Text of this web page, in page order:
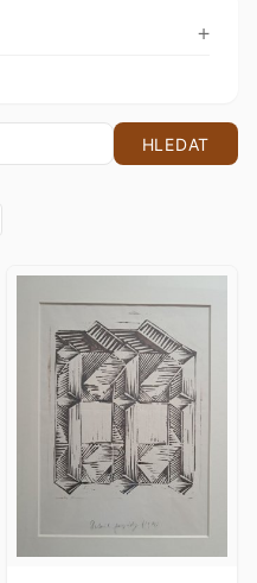
HLEDAT